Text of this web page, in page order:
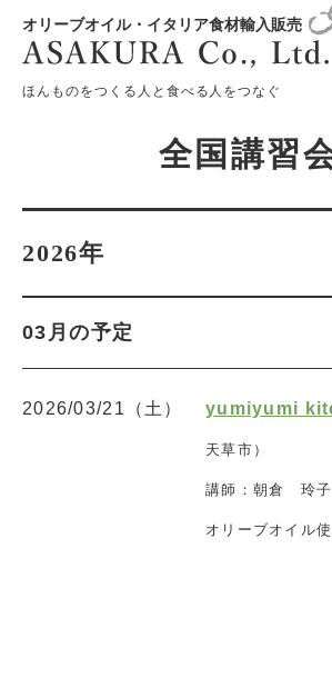
オリーブオイル・イタリア食材輸入販売
ほんものをつくる人と食べる人をつなぐ
変更確認プレビュー
全国講習
2026年
03月の予定
2026/03/21（土） yumiyumi
天草市）
講師：朝倉 玲子
オリーブオイル